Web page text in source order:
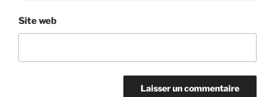
Site web